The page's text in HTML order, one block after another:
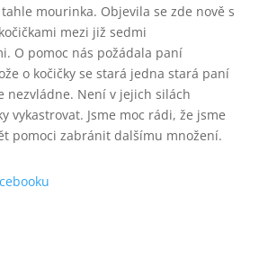
mourinka. Objevila se zde nově s
mezi již sedmi
O pomoc nás požádala paní
o kočičky se stará jedna stará paní
nezvládne. Není v jejich silách
vykastrovat. Jsme moc rádi, že jsme
pomoci zabránit dalšímu množení.